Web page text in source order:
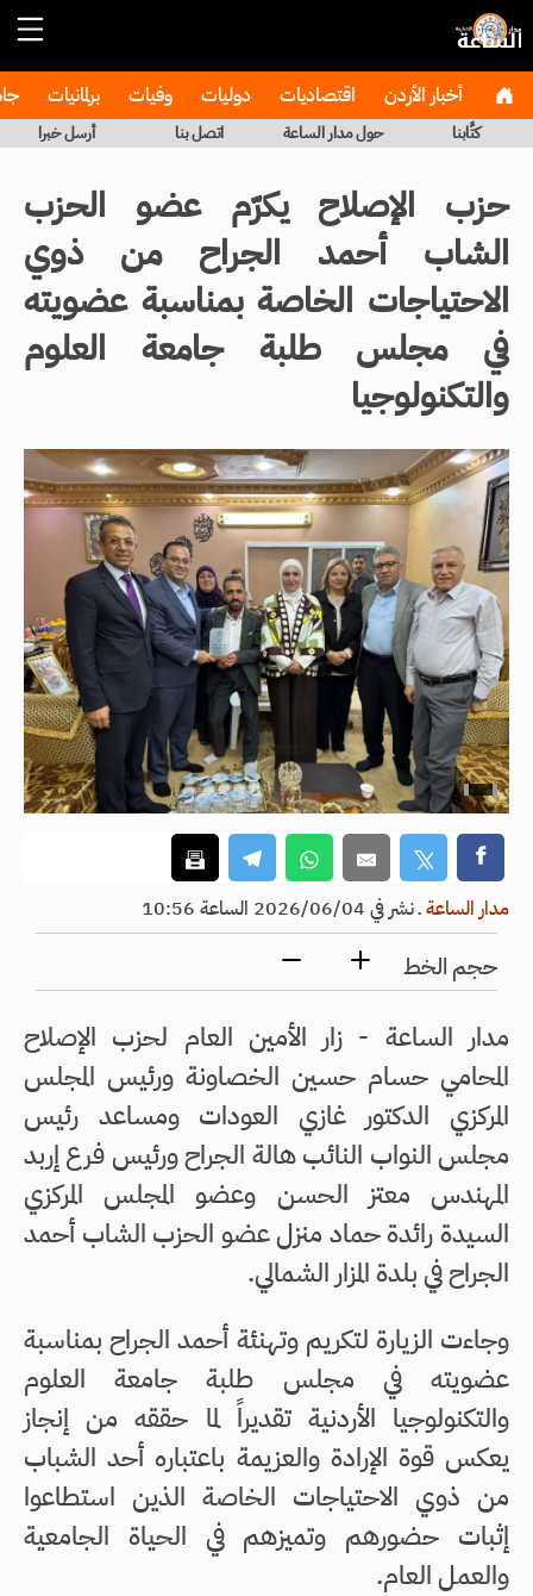
أخبار الأردن اقتصاديات دوليات وفيات برلمانيات
كتَّابنا حول مدار الساعة اتصل بنا أرسل خبرا
حزب الإصلاح يكرّم عضو الحزب
الشاب أحمد الجراح من ذوي
الاحتياجات الخاصة بمناسبة عضويته
في مجلس طلبة جامعة العلوم
والتكنولوجيا
مدار الساعةـنشر في 2026/06/04 الساعة 10:56
حجم الخط
مدار الساعة - زار الأمين العام لحزب الإصلاح
المحامي حسام حسين الخصاونة ورئيس المجلس
المركزي الدكتور غازي العودات ومساعد رئيس
مجلس النواب النائب هالة الجراح ورئيس فرع إربد
المهندس معتز الحسن وعضو المجلس المركزي
السيدة رائدة حماد منزل عضو الحزب الشاب أحمد
الجراح في بلدة المزار الشمالي.
وجاءت الزيارة لتكريم وتهنئة أحمد الجراح بمناسبة
عضويته في مجلس طلبة جامعة العلوم
والتكنولوجيا الأردنية تقديراً لما حققه من إنجاز
يعكس قوة الإرادة والعزيمة باعتباره أحد الشباب
من ذوي الاحتياجات الخاصة الذين استطاعوا
إثبات حضورهم وتميزهم في الحياة الجامعية
والعمل العام.